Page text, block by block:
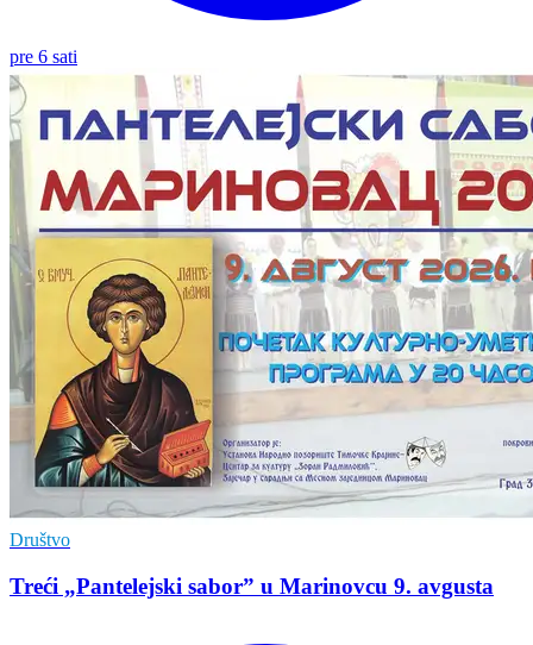
pre 6 sati
Društvo
Treći „Pantelejski sabor” u Marinovcu 9. avgusta